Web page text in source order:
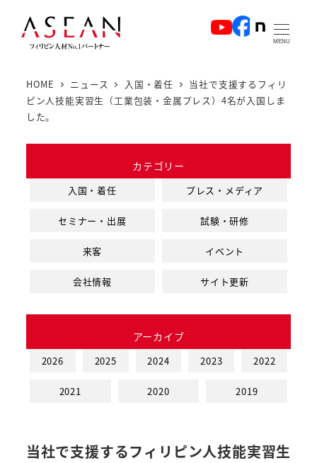
MENU
HOME ニュース 入国・着任
当社で支援するフィリ
ピン人技能実習生（工業包装・金属プレス）4名が入国しま
した。
カテゴリー
入国・着任 プレス・メディア
セミナー・出展 試験・研修
来客 イベント
会社情報 サイト更新
アーカイブ
2026 2025 2024 2023 2022
2021 2020 2019
当社で支援するフィリピン人技能実習生